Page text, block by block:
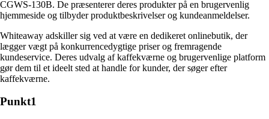
CGWS-130B. De præsenterer deres produkter på en brugervenlig
hjemmeside og tilbyder produktbeskrivelser og kundeanmeldelser.
Whiteaway adskiller sig ved at være en dedikeret onlinebutik, der
lægger vægt på konkurrencedygtige priser og fremragende
kundeservice. Deres udvalg af kaffekværne og brugervenlige platform
gør dem til et ideelt sted at handle for kunder, der søger efter
kaffekværne.
Punkt1